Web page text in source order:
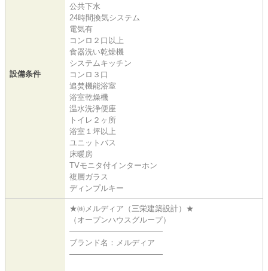
設備条件
公共下水
24時間換気システム
電気有
コンロ２口以上
食器洗い乾燥機
システムキッチン
コンロ３口
追焚機能浴室
浴室乾燥機
温水洗浄便座
トイレ２ヶ所
浴室１坪以上
ユニットバス
床暖房
TVモニタ付インターホン
複層ガラス
ディンプルキー
★㈱メルディア（三栄建築設計）★
（オープンハウスグループ）
――――――――――――
ブランド名：メルディア
――――――――――――